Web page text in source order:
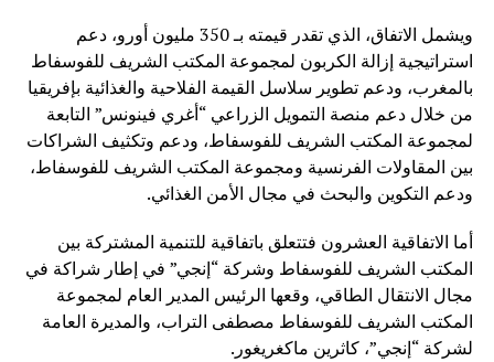
ويشمل الاتفاق، الذي تقدر قيمته بـ 350 مليون أورو، دعم
استراتيجية إزالة الكربون لمجموعة المكتب الشريف للفوسفاط
بالمغرب، ودعم تطوير سلاسل القيمة الفلاحية والغذائية بإفريقيا
من خلال دعم منصة التمويل الزراعي “أغري فينونس” التابعة
لمجموعة المكتب الشريف للفوسفاط، ودعم وتكثيف الشراكات
بين المقاولات الفرنسية ومجموعة المكتب الشريف للفوسفاط،
ودعم التكوين والبحث في مجال الأمن الغذائي.
أما الاتفاقية العشرون فتتعلق باتفاقية للتنمية المشتركة بين
المكتب الشريف للفوسفاط وشركة “إنجي” في إطار شراكة في
مجال الانتقال الطاقي، وقعها الرئيس المدير العام لمجموعة
المكتب الشريف للفوسفاط مصطفى التراب، والمديرة العامة
لشركة “إنجي”، كاثرين ماكغريغور.